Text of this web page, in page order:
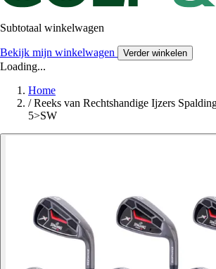
Subtotaal winkelwagen
Bekijk mijn winkelwagen Verder winkelen
Loading...
Home
/ Reeks van Rechtshandige Ijzers
5>SW